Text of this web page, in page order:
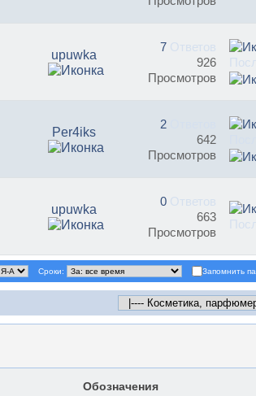
upuwka
7 Ответов
926
Просмотров
Per4iks
2
642
Просмотров
upuwka
0 Ответов
663
Просмотров
Сроки: Запомнить
Обозначения